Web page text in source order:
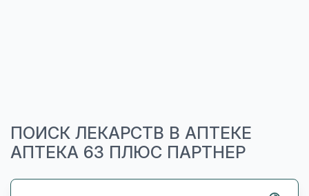
ПОИСК ЛЕКАРСТВ В АПТЕКЕ
АПТЕКА 63 ПЛЮС ПАРТНЕР